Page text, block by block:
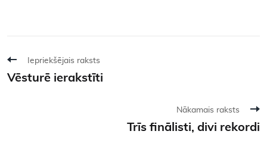
Iepriekšējais raksts
Vēsturē ierakstīti
Nākamais raksts
Trīs finālisti, divi rekordi